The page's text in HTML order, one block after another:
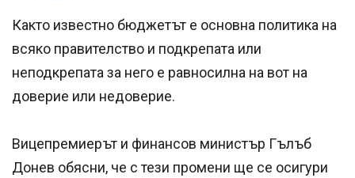
Както известно бюджетът е основна политика на
всяко правителство и подкрепата или
неподкрепата за него е равносилна на вот на
доверие или недоверие.
Вицепремиерът и финансов министър Гълъб
Донев обясни, че с тези промени ще се осигури